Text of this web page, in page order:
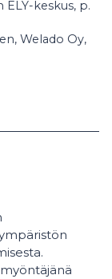
keskus, p.
Welado Oy,